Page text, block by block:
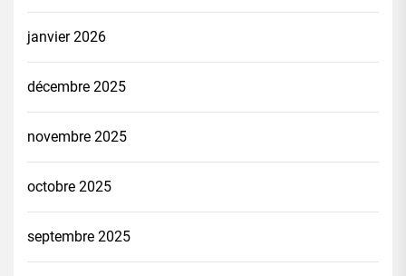
janvier 2026
décembre 2025
novembre 2025
octobre 2025
septembre 2025